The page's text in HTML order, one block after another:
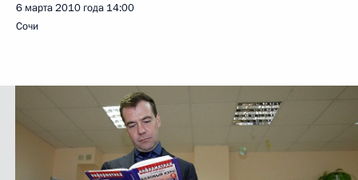
6 марта 2010 года 14:00
Сочи